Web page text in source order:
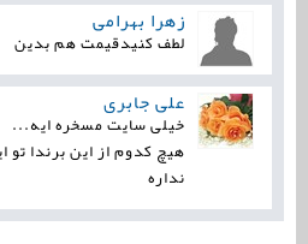
زهرا بهرامی
لطف کنیدقیمت هم بدین
علی جابرى
خیلی سایت مسخره ایه...
هیچ کدوم از این برندا تو
نداره